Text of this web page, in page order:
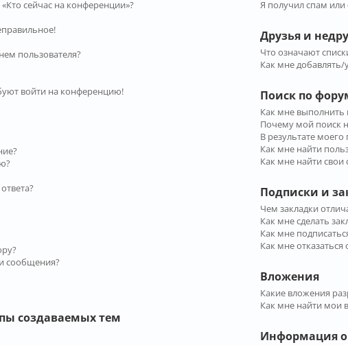
сейчас на конференции»?
пользователя?
войти на конференцию!
сообщения?
создаваемых тем
Я получил спам
Друзья и
Что означают
Как мне добавлять/
Поиск по
Как мне
Почему мой поиск
В результате
Как мне найти
Как мне найти
Подписки и
Чем закладки
Как мне сделать
Как мне
Как мне отказаться
Вложения
Какие вложения
Как мне найти мои
Информация о